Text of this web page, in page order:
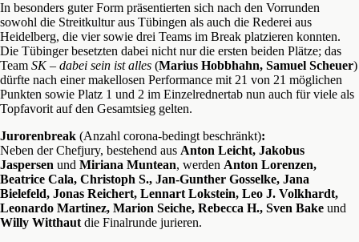
In besonders guter Form präsentierten sich nach den Vorrunden
sowohl die Streitkultur aus Tübingen als auch die Rederei aus
Heidelberg, die vier sowie drei Teams im Break platzieren konnten.
Die Tübinger besetzten dabei nicht nur die ersten beiden Plätze; das
Team SK – dabei sein ist alles (Marius Hobbhahn, Samuel Scheuer)
dürfte nach einer makellosen Performance mit 21 von 21 möglichen
Punkten sowie Platz 1 und 2 im Einzelrednertab nun auch für viele als
Topfavorit auf den Gesamtsieg gelten.
Jurorenbreak (Anzahl corona-bedingt beschränkt):
Neben der Chefjury, bestehend aus Anton Leicht, Jakobus
Jaspersen und Miriana Muntean, werden Anton Lorenzen,
Beatrice Cala, Christoph S., Jan-Gunther Gosselke, Jana
Bielefeld, Jonas Reichert, Lennart Lokstein, Leo J. Volkhardt,
Leonardo Martinez, Marion Seiche, Rebecca H., Sven Bake und
Willy Witthaut die Finalrunde jurieren.